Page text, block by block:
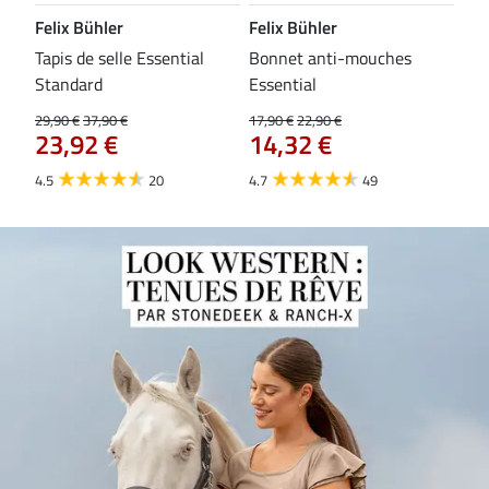
Felix Bühler
Tapis de selle Essential
Standard
29,90 €37,90 €
23,92 €
4.5 20
Felix Bühler
Bonnet anti-mouches
Essential
17,90 €22,90 €
14,32 €
4.7 49